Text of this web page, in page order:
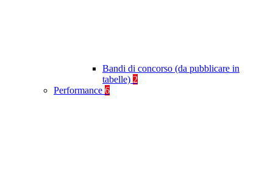
Bandi di concorso (da pubblicare in
tabelle) 2
Performance 6